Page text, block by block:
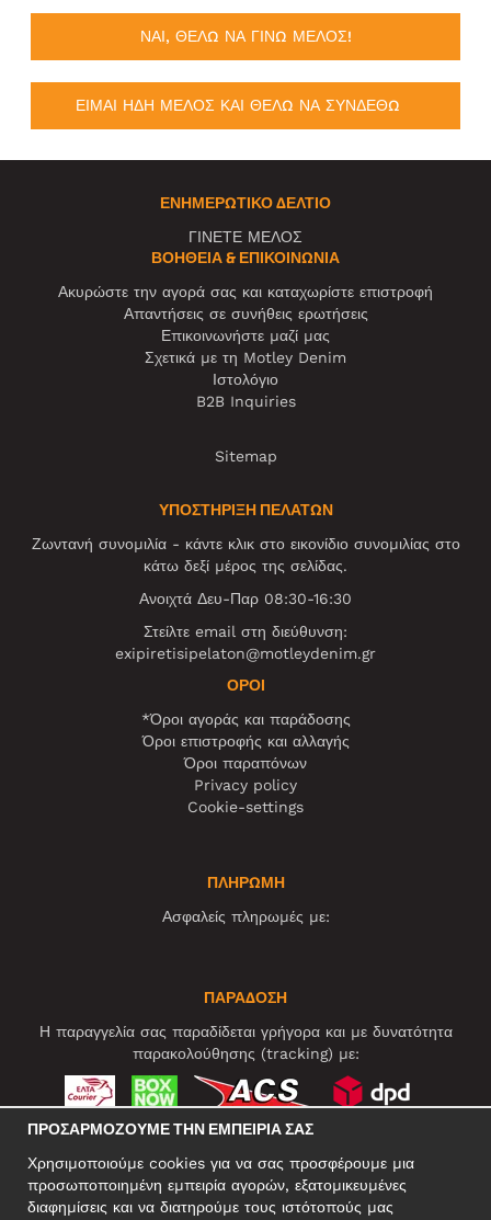
ΝΑΙ, ΘΕΛΩ ΝΑ ΓΙΝΩ ΜΕΛΟΣ!
ΕΙΜΑΙ ΗΔΗ ΜΕΛΟΣ ΚΑΙ ΘΕΛΩ ΝΑ ΣΥΝΔΕΘΩ
ΕΝΗΜΕΡΩΤΙΚΌ ΔΕΛΤΊΟ
ΓΙΝΕΤΕ ΜΕΛΟΣ
ΒΟΉΘΕΙΑ & ΕΠΙΚΟΙΝΩΝΊΑ
Ακυρώστε την αγορά σας και καταχωρίστε επιστροφή
Απαντήσεις σε συνήθεις ερωτήσεις
Επικοινωνήστε μαζί μας
Σχετικά με τη Motley Denim
Ιστολόγιο
B2B Inquiries
Sitemap
ΥΠΟΣΤΗΡΙΞΗ ΠΕΛΑΤΩΝ
Ζωντανή συνομιλία - κάντε κλικ στο εικονίδιο συνομιλίας στο
κάτω δεξί μέρος της σελίδας.
Ανοιχτά Δευ-Παρ 08:30-16:30
Στείλτε email στη διεύθυνση:
exipiretisipelaton@motleydenim.gr
ΌΡΟΙ
*Όροι αγοράς και παράδοσης
Όροι επιστροφής και αλλαγής
Όροι παραπόνων
Privacy policy
Cookie-settings
ΠΛΗΡΩΜΗ
Ασφαλείς πληρωμές με:
ΠΑΡΑΔΟΣΗ
Η παραγγελία σας παραδίδεται γρήγορα και με δυνατότητα
παρακολούθησης (tracking) με:
ΠΡΟΣΑΡΜΌΖΟΥΜΕ ΤΗΝ ΕΜΠΕΙΡΊΑ ΣΑΣ
Χρησιμοποιούμε cookies για να σας προσφέρουμε μια
προσωποποιημένη εμπειρία αγορών, εξατομικευμένες
διαφημίσεις και να διατηρούμε τους ιστότοπούς μας